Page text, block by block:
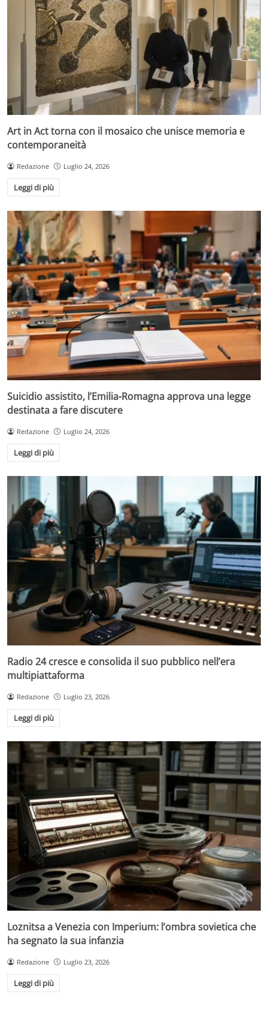
Art in Act torna con il mosaico che unisce memoria e
contemporaneità
Redazione Luglio 24, 2026
Leggi di più
Suicidio assistito, l’Emilia-Romagna approva una legge
destinata a fare discutere
Redazione Luglio 24, 2026
Leggi di più
Radio 24 cresce e consolida il suo pubblico nell’era
multipiattaforma
Redazione Luglio 23, 2026
Leggi di più
Loznitsa a Venezia con Imperium: l’ombra sovietica che
ha segnato la sua infanzia
Redazione Luglio 23, 2026
Leggi di più